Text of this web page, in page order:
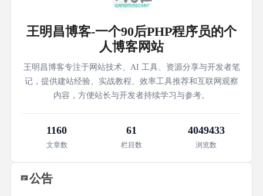
王明昌博客-一个90后PHP程序员的个
人博客网站
王明昌博客专注于网站技术、AI 工具、资源分享与开发者笔
记，提供建站经验、实战教程、效率工具推荐和互联网观察
内容，方便站长与开发者持续学习与参考。
1160
文章数
61
栏目数
4049433
浏览数
公告